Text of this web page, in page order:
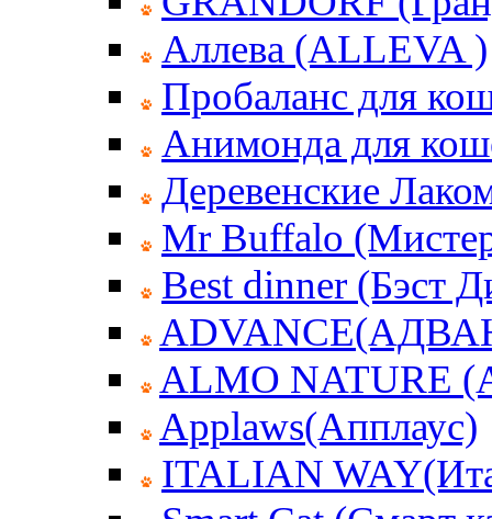
Аллева (ALLEVA )
Пробаланс для
Анимонда для
Деревенские
Mr Buffalo
Best dinner (Бэст
ALMO
Applaws(Апплаус)
ITALIAN